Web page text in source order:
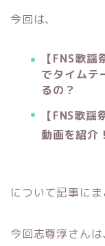
今回は、
【FNS歌
でタイムテ
るの？
【FNS歌
動画を紹介！
について記事に
今回志尊淳さんは